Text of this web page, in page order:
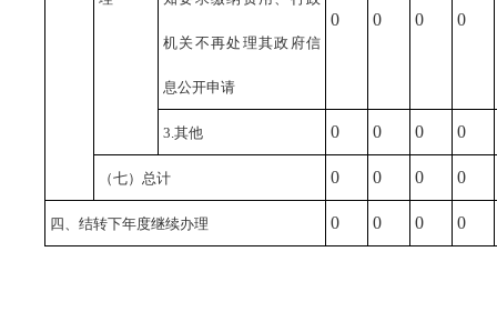
机关不再处理其政府信
息公开申请
0 0 0 0
3.其他 0 0 0 0
（七）总计 0 0 0 0
四、结转下年度继续办理 0 0 0 0